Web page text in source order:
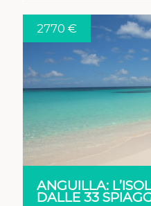
2770 €
ANGUILLA:
DALLE 33